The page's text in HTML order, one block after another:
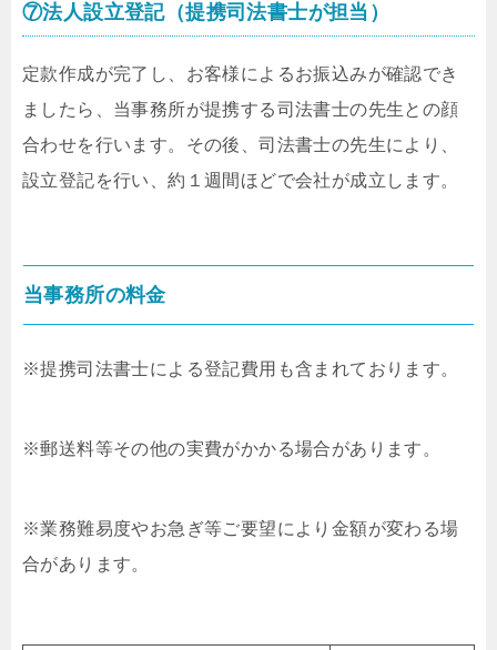
⑦法人設立登記（提携司法書士が担当）
定款作成が完了し、お客様によるお振込みが確認でき
ましたら、当事務所が提携する司法書士の先生との顔
合わせを行います。その後、司法書士の先生により、
設立登記を行い、約１週間ほどで会社が成立します。
当事務所の料金
※提携司法書士による登記費用も含まれております。
※郵送料等その他の実費がかかる場合があります。
※業務難易度やお急ぎ等ご要望により金額が変わる場
合があります。